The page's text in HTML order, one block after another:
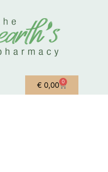
€ 0,00 0
Winkelwagen